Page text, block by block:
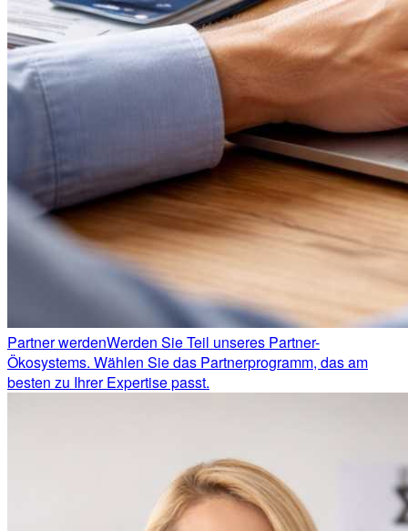
Partner werdenWerden Sie Teil unseres Partner-
Ökosystems. Wählen Sie das Partnerprogramm, das am
besten zu Ihrer Expertise passt.